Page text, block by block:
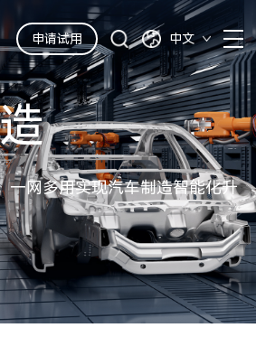
申请试用 中文
一网多用实现汽车制造智能化升